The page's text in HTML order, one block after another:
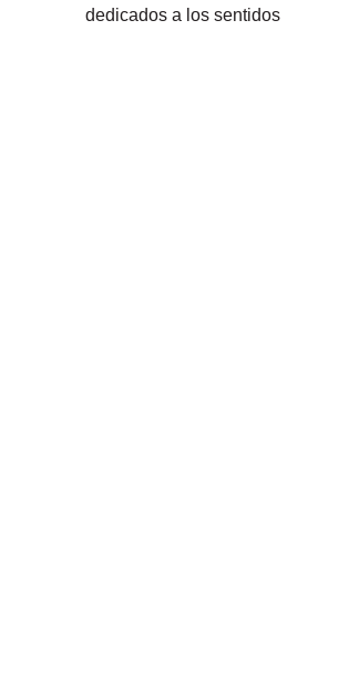
dedicados a los sentidos